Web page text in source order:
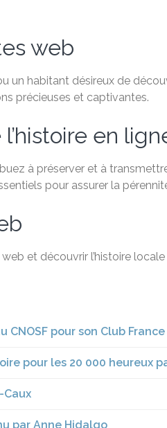
web
un habitant désireux de
précieuses et captivantes.
en
à préserver et à
pour assurer la
et découvrir l’histoire
CNOSF pour son Club
pour les 20 000 heureux
Caux
par Anne Hidalgo